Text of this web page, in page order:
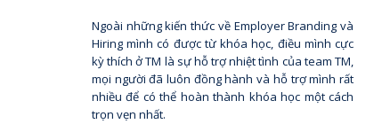
Ngoài những kiến thức về Employer Branding và
Hiring mình có được từ khóa học, điều mình cực
kỳ thích ở TM là sự hỗ trợ nhiệt tình của team TM,
mọi người đã luôn đồng hành và hỗ trợ mình rất
nhiều để có thể hoàn thành khóa học một cách
trọn vẹn nhất.